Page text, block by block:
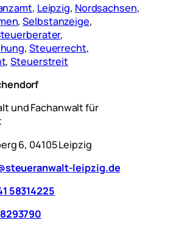
, Leipzig, Nordsachsen
, Selbstanzeige
, Steuerrecht
, Steuerstreit
und Fachanwalt für
6, 04105 Leipzig
leipzig.de
58314225